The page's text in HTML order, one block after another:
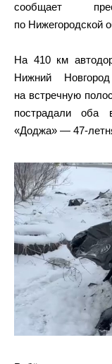
сообщает
по Нижегородской
На 410 км
Нижний
на встречную
пострадали оба
«Доджа» — 47-